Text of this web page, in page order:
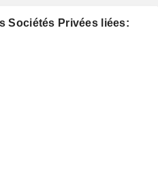
Harald Sikorski
Sociétés Privées liées: